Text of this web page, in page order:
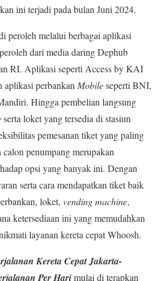
ini terjadi pada bulan Juni 2024.
peroleh melalui berbagai aplikasi
dari media daring Dephub
RI. Aplikasi seperti Access by KAI
aplikasi perbankanMobileseperti BNI,
Hingga pembelian langsung
serta loket yang tersedia di stasiun
pemesanan tiket yang paling
calon penumpang merupakan
opsi yang banyak ini. Dengan
serta cara mendapatkan tiket baik
loket, vending machine,
ketersediaan ini yang memudahkan
layanan kereta cepat Whoosh.
Kereta Cepat Jakarta-
Per Harimulai di terapkan